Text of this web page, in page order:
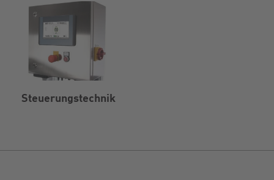
Steuerungstechnik